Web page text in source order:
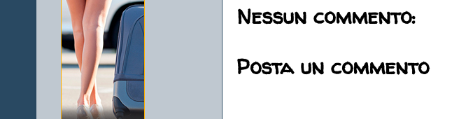
Nessun commento:
Posta un commento